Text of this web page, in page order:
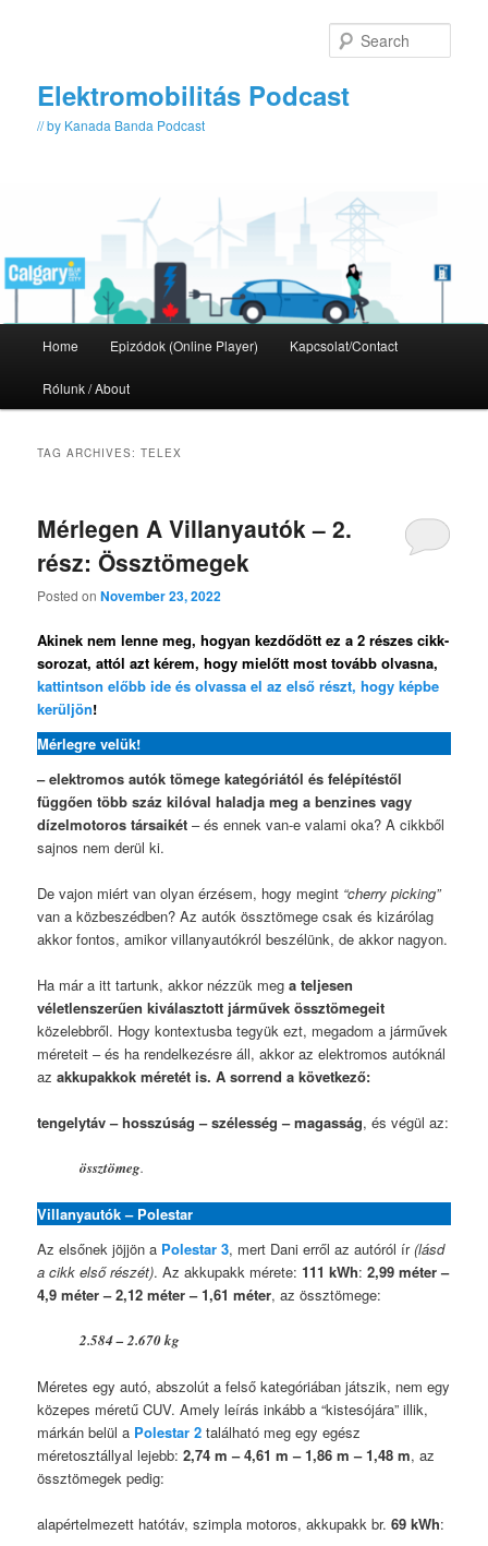
Elektromobilitás Podcast
// by Kanada Banda Podcast
Home Epizódok (Online Player) Kapcsolat/Contact
Rólunk / About
TAG ARCHIVES:TELEX
Mérlegen A Villanyautók – 2.
rész: Össztömegek
Posted onNovember 23, 2022
Akinek nem lenne meg, hogyan kezdődött ez a 2 részes cikk-
sorozat, attól azt kérem, hogy mielőtt most tovább olvasna,
kattintson előbb ide és olvassa el az első részt, hogy képbe
kerüljön!
Mérlegre velük!
– elektromos autók tömege kategóriától és felépítéstől
függően több száz kilóval haladja meg a benzines vagy
dízelmotoros társaikét– és ennek van-e valami oka? A cikkből
sajnos nem derül ki.
De vajon miért van olyan érzésem, hogy megint “cherry picking”
van a közbeszédben? Az autók össztömege csak és kizárólag
akkor fontos, amikor villanyautókról beszélünk, de akkor nagyon.
Ha már a itt tartunk, akkor nézzük mega teljesen
véletlenszerűen kiválasztott járművek össztömegeit
közelebbről. Hogy kontextusba tegyük ezt, megadom a járművek
méreteit – és ha rendelkezésre áll, akkor az elektromos autóknál
azakkupakkok méretét is. A sorrend a következő:
tengelytáv – hosszúság – szélesség – magasság, és végül az:
össztömeg.
Villanyautók – Polestar
Az elsőnek jöjjön a Polestar 3, mert Dani erről az autóról ír(lásd
a cikk első részét). Az akkupakk mérete:111 kWh:2,99 méter –
4,9 méter – 2,12 méter – 1,61 méter, az össztömege:
2.584 – 2.670 kg
Méretes egy autó, abszolút a felső kategóriában játszik, nem egy
közepes méretű CUV. Amely leírás inkább a “kistesójára” illik,
márkán belül a Polestar 2 található meg egy egész
méretosztállyal lejebb:2,74 m – 4,61 m – 1,86 m – 1,48 m, az
össztömegek pedig:
alapértelmezett hatótáv, szimpla motoros, akkupakk br.69 kWh: